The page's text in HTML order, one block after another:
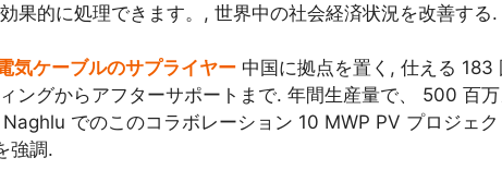
果的に処理できます。, 世界中の社会経済状況を改善する.
気ケーブルのサプライヤー 中国に拠点を置く, 仕える 183
ングからアフターサポートまで. 年間生産量で、 500 百
でのこのコラボレーション 10 MWP PV プロジェ
強調.